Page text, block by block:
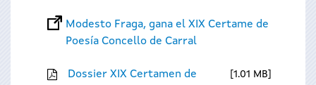
Modesto Fraga, gana el XIX Certame de
Poesía Concello de Carral
Dossier XIX Certamen de
1.01 MB